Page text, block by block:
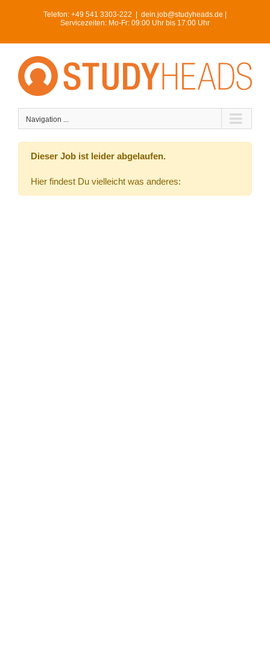
Telefon: +49 541 3303-222
dein.job@studyheads.de |
Servicezeiten: Mo-Fr: 09:00 Uhr bis 17:00 Uhr
Navigation ...
Dieser Job ist leider abgelaufen.
Hier findest Du vielleicht was anderes: